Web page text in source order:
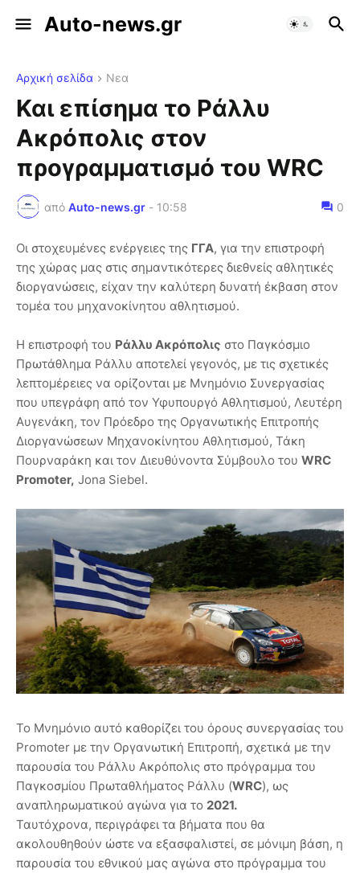
Auto-news.gr
Αρχική σελίδα Νεα
Και επίσημα το Ράλλυ
Ακρόπολις στον
προγραμματισμό του WRC
από Auto-news.gr - 10:58 0
Οι στοχευμένες ενέργειες της ΓΓΑ, για την επιστροφή
της χώρας μας στις σημαντικότερες διεθνείς αθλητικές
διοργανώσεις, είχαν την καλύτερη δυνατή έκβαση στον
τομέα του μηχανοκίνητου αθλητισμού.
Η επιστροφή του Ράλλυ Ακρόπολις στο Παγκόσμιο
Πρωτάθλημα Ράλλυ αποτελεί γεγονός, με τις σχετικές
λεπτομέρειες να ορίζονται με Μνημόνιο Συνεργασίας
που υπεγράφη από τον Υφυπουργό Αθλητισμού, Λευτέρη
Αυγενάκη, τον Πρόεδρο της Οργανωτικής Επιτροπής
Διοργανώσεων Μηχανοκίνητου Αθλητισμού, Τάκη
Πουρναράκη και τον Διευθύνοντα Σύμβουλο του WRC
Promoter, Jona Siebel.
Το Μνημόνιο αυτό καθορίζει του όρους συνεργασίας του
Promoter με την Οργανωτική Επιτροπή, σχετικά με την
παρουσία του Ράλλυ Ακρόπολις στο πρόγραμμα του
Παγκοσμίου Πρωταθλήματος Ράλλυ (WRC), ως
αναπληρωματικού αγώνα για το 2021.
Ταυτόχρονα, περιγράφει τα βήματα που θα
ακολουθηθούν ώστε να εξασφαλιστεί, σε μόνιμη βάση, η
παρουσία του εθνικού μας αγώνα στο πρόγραμμα του